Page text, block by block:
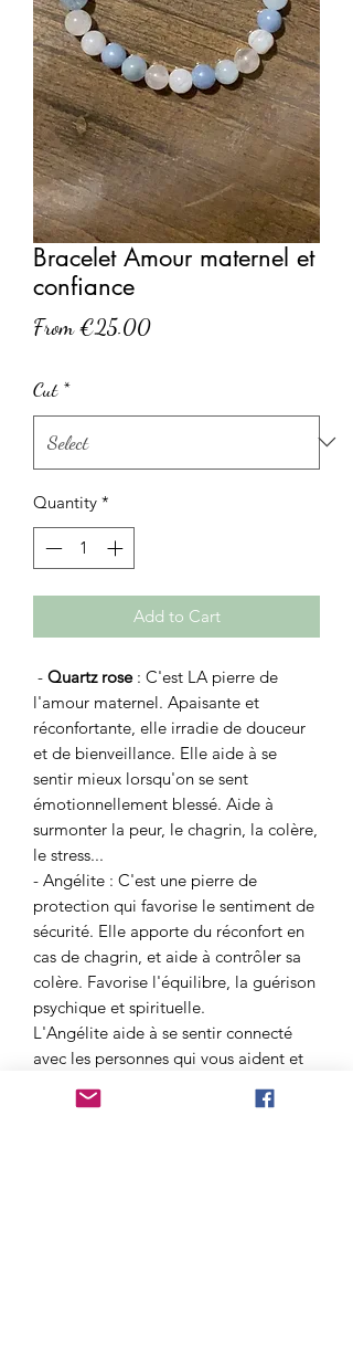
Bracelet Amour maternel et
confiance
From€25.00Sale
Cut *
Quantity *
Add to Cart
- Quartz rose: C'est LA pierre de
l'amour maternel. Apaisante et
réconfortante, elle irradie de douceur
et de bienveillance. Elle aide à se
sentir mieux lorsqu'on se sent
émotionnellement blessé. Aide à
surmonter la peur, le chagrin, la colère,
le stress...
- Angélite : C'est une pierre de
protection qui favorise le sentiment de
sécurité. Elle apporte du réconfort en
cas de chagrin, et aide à contrôler sa
colère. Favorise l'équilibre, la guérison
psychique et spirituelle.
L'Angélite aide à se sentir connecté
avec les personnes qui vous aident et
vous aiment le plus et à se sentir
épaulé et guidé.